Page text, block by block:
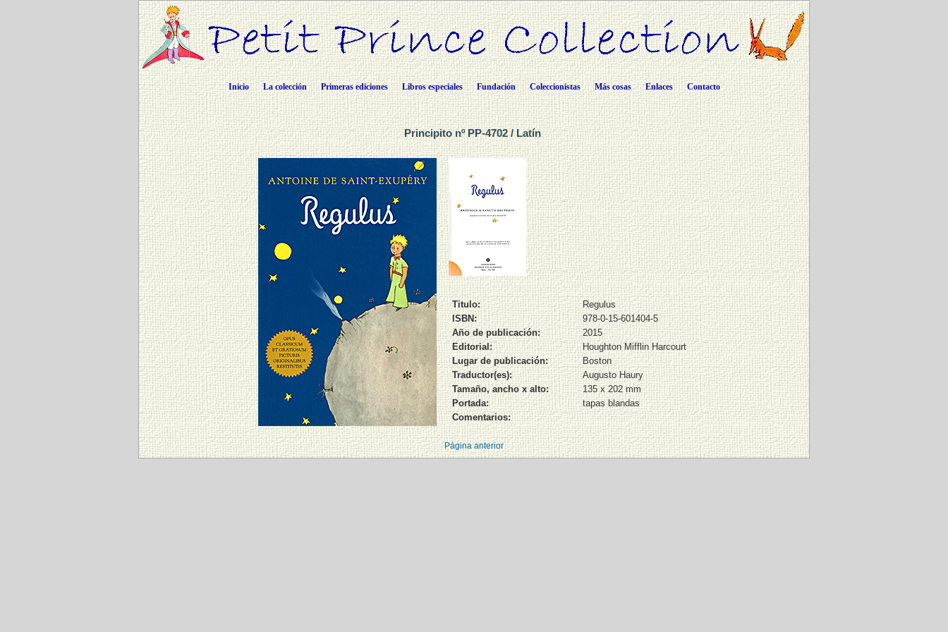
Inicio La colección Primeras ediciones Libros especiales Fundación Coleccionistas Más cosas Enlaces Contacto
Principito nº PP-4702 / Latín
Titulo:
Regulus
ISBN:
978-0-15-601404-5
Año de publicación:
2015
Editorial:
Houghton Mifflin Harcourt
Lugar de publicación:
Boston
Traductor(es):
Augusto Haury
Tamaño, ancho x alto:
135 x 202 mm
Portada:
tapas blandas
Comentarios:
Página anterior